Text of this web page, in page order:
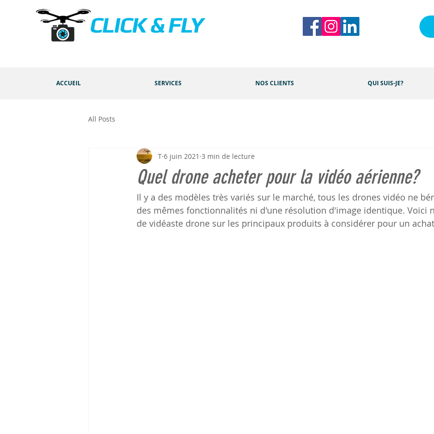
ACCUEIL SERVICES NOS CLIENTS QUI SUIS-JE?
All Posts
Quel drone acheter pour la vidéo aérienne?
T 6 juin 2021 3 min de lecture
Il y a des modèles très variés sur le marché, tous les drones vidéo ne
des mêmes fonctionnalités ni d'une résolution d'image identique. Voici
de vidéaste drone sur les principaux produits à considérer pour un